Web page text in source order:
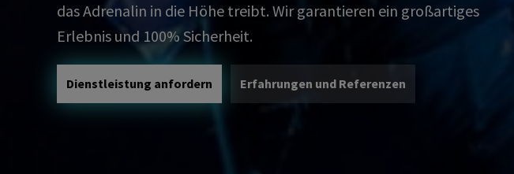
das Adrenalin in die Höhe treibt. Wir garantieren ein großartiges
Erlebnis und 100% Sicherheit.
Dienstleistung anfordern Erfahrungen und Referenzen